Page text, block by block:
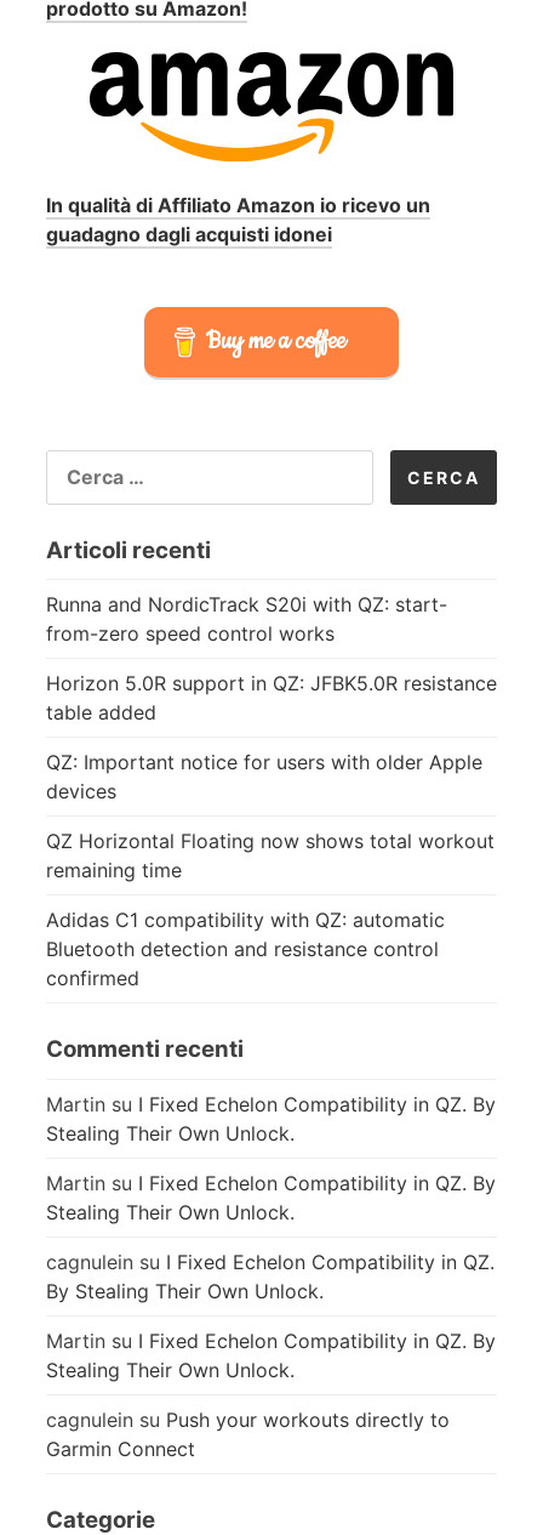
prodotto su Amazon!
In qualità di Affiliato Amazon io ricevo un
guadagno dagli acquisti idonei
Buy me a coffee
PER:
Articoli recenti
Runna and NordicTrack S20i with QZ: start-
from-zero speed control works
Horizon 5.0R support in QZ: JFBK5.0R resistance
table added
QZ: Important notice for users with older Apple
devices
QZ Horizontal Floating now shows total workout
remaining time
Adidas C1 compatibility with QZ: automatic
Bluetooth detection and resistance control
confirmed
Commenti recenti
Martin su I Fixed Echelon Compatibility in QZ. By
Stealing Their Own Unlock.
Martin su I Fixed Echelon Compatibility in QZ. By
Stealing Their Own Unlock.
cagnulein su I Fixed Echelon Compatibility in QZ.
By Stealing Their Own Unlock.
Martin su I Fixed Echelon Compatibility in QZ. By
Stealing Their Own Unlock.
cagnulein su Push your workouts directly to
Garmin Connect
Categorie